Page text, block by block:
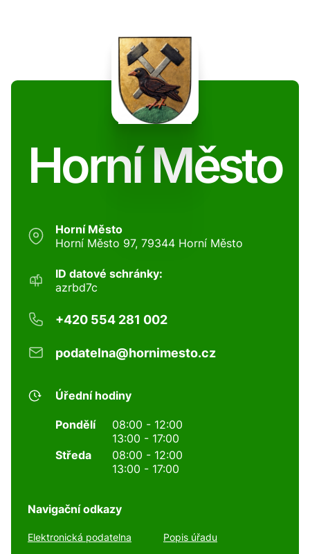
Horní Město
Horní Město
Horní Město 97, 79344 Horní Město
ID datové schránky:
azrbd7c
+420 554 281 002
podatelna@hornimesto.cz
Úřední hodiny
Pondělí
08:00 - 12:00
13:00 - 17:00
Středa
08:00 - 12:00
13:00 - 17:00
Navigační odkazy
Elektronická podatelna Popis úřadu